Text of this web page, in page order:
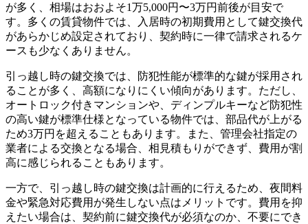
が多く、相場はおおよそ1万5,000円〜3万円前後が目安で
す。多くの賃貸物件では、入居時の初期費用として鍵交換代
があらかじめ設定されており、契約時に一律で請求されるケ
ースも少なくありません。
引っ越し時の鍵交換では、防犯性能が標準的な鍵が採用され
ることが多く、高額になりにくい傾向があります。ただし、
オートロック付きマンションや、ディンプルキーなど防犯性
の高い鍵が標準仕様となっている物件では、部品代が上がる
ため3万円を超えることもあります。また、管理会社指定の
業者による交換となる場合、相見積もりができず、費用が割
高に感じられることもあります。
一方で、引っ越し時の鍵交換は計画的に行えるため、夜間料
金や緊急対応費用が発生しない点はメリットです。費用を抑
えたい場合は、契約前に鍵交換代が必須なのか、不要にでき